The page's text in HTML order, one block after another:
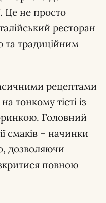
Це не просто
ресторан
та традиційним
рецептами
на тонкому тісті із
Головний
смаків – начинки
дозволяючи
повною